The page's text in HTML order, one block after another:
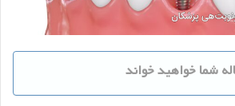
شما خواهید خواند